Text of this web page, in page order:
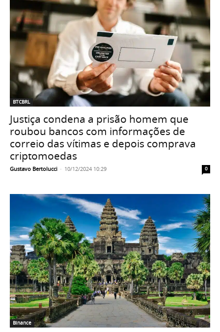
BTCBRL
Justiça condena a prisão homem que
roubou bancos com informações de
correio das vítimas e depois comprava
criptomoedas
Gustavo Bertolucci - 10/12/2024 10:29 0
Binance